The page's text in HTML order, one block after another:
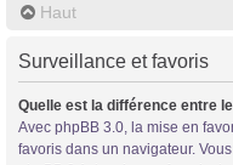
Haut
Surveillance et favoris
Quelle est la différence entre
Avec phpBB 3.0, la mise en
favoris dans un navigateur.